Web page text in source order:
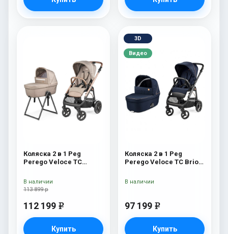
Коляска 2 в 1 Peg
Perego Veloce TC
New
113 899 р
112 199 e
Купить
В наличии
3D
Видео
Коляска 2 в 1 Peg
Perego Veloce TC Brio
97 199 e
Купить
В наличии